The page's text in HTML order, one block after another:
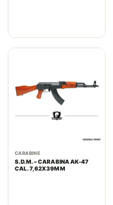
CARABINE
S.D.M. – CARABINA AK-47
CAL. 7,62X39MM